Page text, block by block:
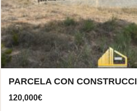
PARCELA CON
120,000€